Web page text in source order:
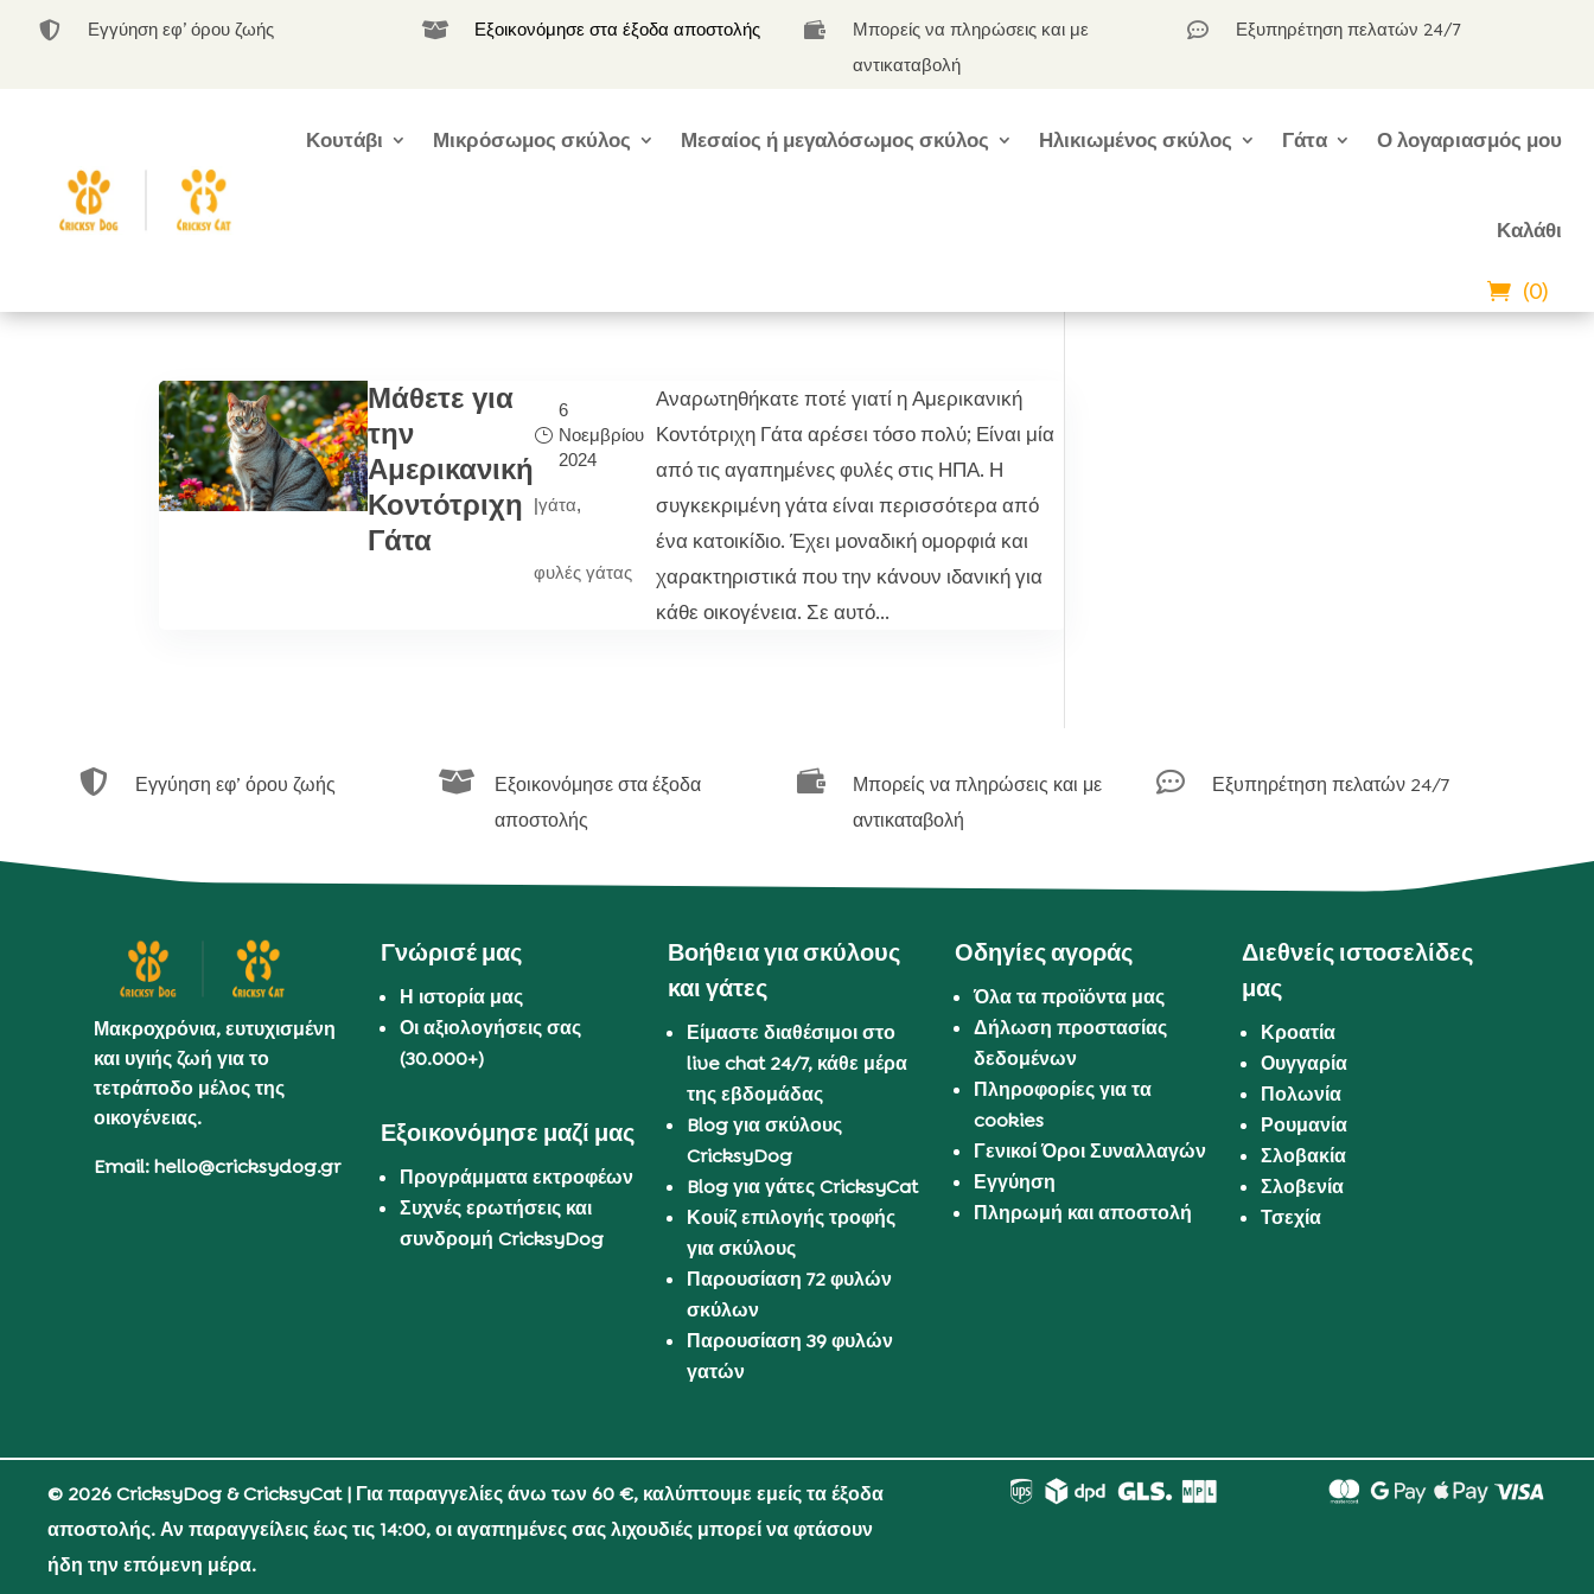
 Εγγύηση εφ’ όρου ζωής  Εξοικονόμησε στα έξοδα αποστολής 
Μπορείς να πληρώσεις και με
αντικαταβολή
 Εξυπηρέτηση πελατών 24/7
Κουτάβι Μικρόσωμος σκύλος Μεσαίος ή μεγαλόσωμος σκύλος Ηλικιωμένος σκύλος Γάτα Ο λογαριασμός μου
Καλάθι
(0)
Μάθετε για
την
Αμερικανική
Κοντότριχη
Γάτα
6
Νοεμβρίου
2024
|γάτα,
φυλές γάτας
Αναρωτηθήκατε ποτέ γιατί η Αμερικανική
Κοντότριχη Γάτα αρέσει τόσο πολύ; Είναι μία
από τις αγαπημένες φυλές στις ΗΠΑ. Η
συγκεκριμένη γάτα είναι περισσότερα από
ένα κατοικίδιο. Έχει μοναδική ομορφιά και
χαρακτηριστικά που την κάνουν ιδανική για
κάθε οικογένεια. Σε αυτό...
 Εγγύηση εφ’ όρου ζωής 
Εξοικονόμησε στα έξοδα
αποστολής

Μπορείς να πληρώσεις και με
αντικαταβολή
 Εξυπηρέτηση πελατών 24/7
Μακροχρόνια, ευτυχισμένη
και υγιής ζωή για το
τετράποδο μέλος της
οικογένειας.
Email: hello@cricksydog.gr
Γνώρισέ μας
Η ιστορία μας
Οι αξιολογήσεις σας
(30.000+)
Εξοικονόμησε μαζί μας
Προγράμματα εκτροφέων
Συχνές ερωτήσεις και
συνδρομή CricksyDog
Βοήθεια για σκύλους
και γάτες
Είμαστε διαθέσιμοι στο
live chat 24/7, κάθε μέρα
της εβδομάδας
Blog για σκύλους
CricksyDog
Blog για γάτες CricksyCat
Κουίζ επιλογής τροφής
για σκύλους
Παρουσίαση 72 φυλών
σκύλων
Παρουσίαση 39 φυλών
γατών
Οδηγίες αγοράς
Όλα τα προϊόντα μας
Δήλωση προστασίας
δεδομένων
Πληροφορίες για τα
cookies
Γενικοί Όροι Συναλλαγών
Εγγύηση
Πληρωμή και αποστολή
Διεθνείς ιστοσελίδες
μας
Κροατία
Ουγγαρία
Πολωνία
Ρουμανία
Σλοβακία
Σλοβενία
Τσεχία
© 2026 CricksyDog & CricksyCat| Για παραγγελίες άνω των 60 €, καλύπτουμε εμείς τα έξοδα
αποστολής. Αν παραγγείλεις έως τις 14:00, οι αγαπημένες σας λιχουδιές μπορεί να φτάσουν
ήδη την επόμενη μέρα.